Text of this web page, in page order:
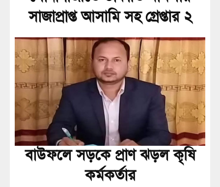
সাজাপ্রাপ্ত আসামি সহ গ্রেপ্তার ২
বাউফলে সড়কে প্রাণ ঝড়ল কৃষি
কর্মকর্তার